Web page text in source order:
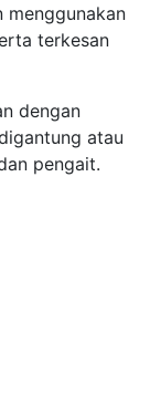
menggunakan
terkesan
dengan
atau
pengait.